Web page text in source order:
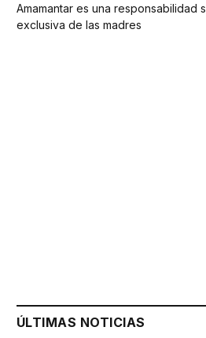
Amamantar es una responsabilidad
exclusiva de las madres
ÚLTIMAS NOTICIAS